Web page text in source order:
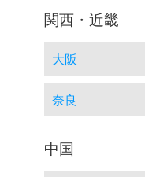
関西・近畿
大阪
奈良
中国